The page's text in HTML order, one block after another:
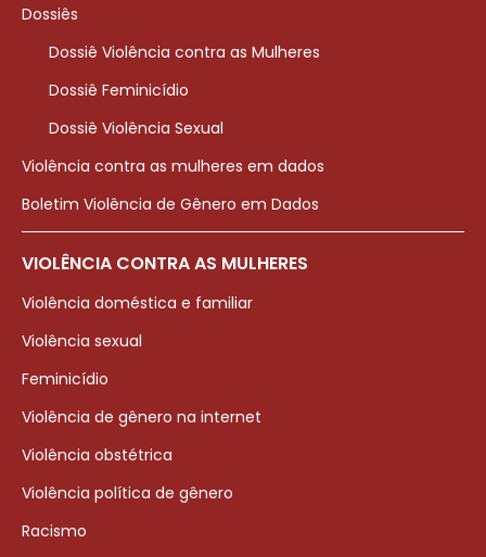
Dossiês
Dossiê Violência contra as Mulheres
Dossiê Feminicídio
Dossiê Violência Sexual
Violência contra as mulheres em dados
Boletim Violência de Gênero em Dados
VIOLÊNCIA CONTRA AS MULHERES
Violência doméstica e familiar
Violência sexual
Feminicídio
Violência de gênero na internet
Violência obstétrica
Violência política de gênero
Racismo